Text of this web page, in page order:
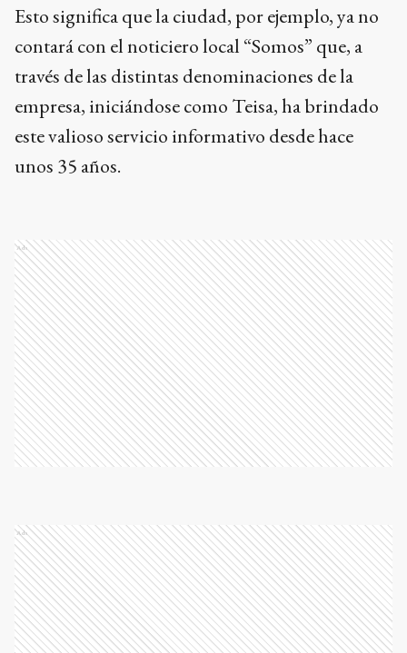
Esto significa que la ciudad, por ejemplo, ya no
contará con el noticiero local “Somos” que, a
través de las distintas denominaciones de la
empresa, iniciándose como Teisa, ha brindado
este valioso servicio informativo desde hace
unos 35 años.
Ads
Ads